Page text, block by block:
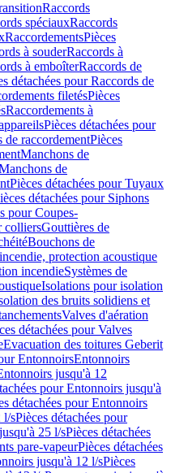
Raccords
spéciauxRaccords
RaccordementsPièces
à souderRaccords à
à emboîterRaccords de
détachées pour Raccords de
filetésPièces
Raccordements à
Pièces détachées pour
de raccordementPièces
Manchons de
de
Pièces détachées pour Tuyaux
détachées pour Siphons
pour Coupes-
colliersGouttières de
Bouchons de
protection acoustique
incendieSystèmes de
Isolations pour isolation
des bruits solidiens et
Valves d'aération
détachées pour Valves
Evacuation des toitures Geberit
EntonnoirsEntonnoirs
jusqu'à 12
pour Entonnoirs jusqu'à
détachées pour Entonnoirs
l/sPièces détachées pour
25 l/sPièces détachées
pare-vapeurPièces détachées
jusqu'à 12 l/sPièces